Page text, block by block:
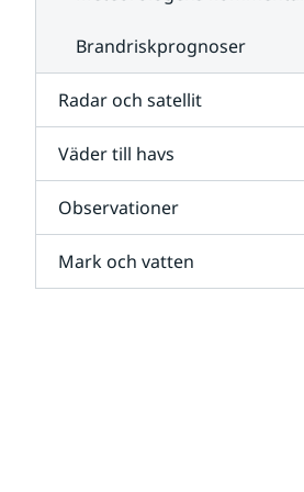
Brandriskprognoser
Radar och satellit
Väder till havs
Observationer
Mark och vatten